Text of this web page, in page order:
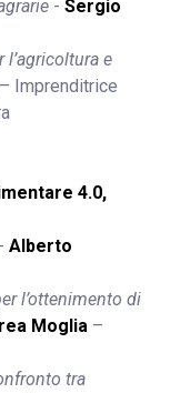
- Sergio
l’agricoltura e
– Imprenditrice
4.0,
- Alberto
l’ottenimento di
Moglia –
tra